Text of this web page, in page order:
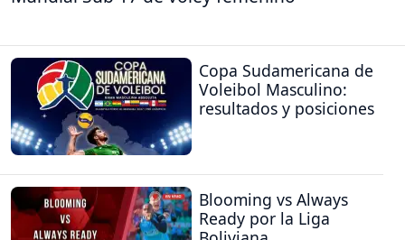
Copa Sudamericana de
Voleibol Masculino:
resultados y posiciones
Blooming vs Always
Ready por la Liga